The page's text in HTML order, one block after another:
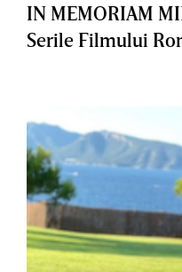
IN MEMORIAM
Serile Filmului